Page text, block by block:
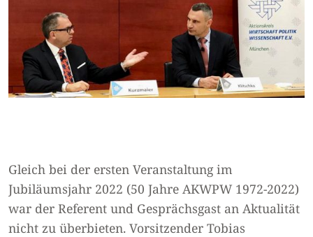
Gleich bei der ersten Veranstaltung im
Jubiläumsjahr 2022 (50 Jahre AKWPW 1972-2022)
war der Referent und Gesprächsgast an Aktualität
nicht zu überbieten. Vorsitzender Tobias